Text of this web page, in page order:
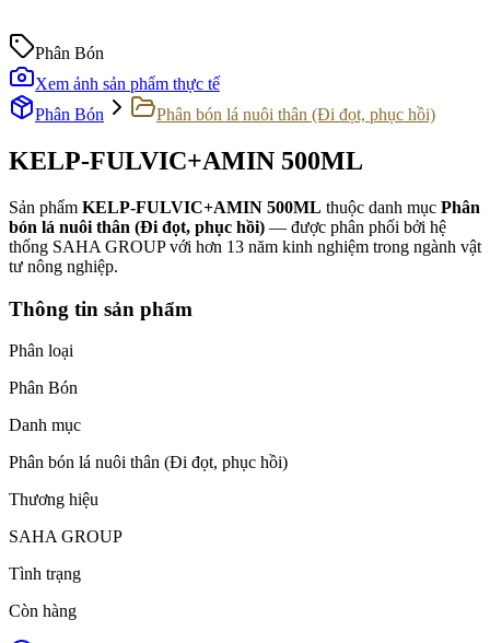
Phân Bón
Xem ảnh sản phẩm thực tế
Phân Bón
Phân bón lá nuôi thân (Đi đọt, phục hồi)
KELP-FULVIC+AMIN 500ML
Sản phẩm KELP-FULVIC+AMIN 500ML thuộc danh mục Phân
bón lá nuôi thân (Đi đọt, phục hồi) — được phân phối bởi hệ
thống SAHA GROUP với hơn 13 năm kinh nghiệm trong ngành vật
tư nông nghiệp.
Thông tin sản phẩm
Phân loại
Phân Bón
Danh mục
Phân bón lá nuôi thân (Đi đọt, phục hồi)
Thương hiệu
SAHA GROUP
Tình trạng
Còn hàng